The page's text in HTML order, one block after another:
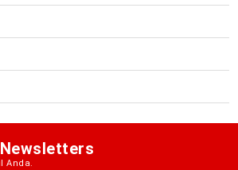
Anda.